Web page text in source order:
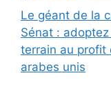
Le géant de la
Sénat :
terrain au profit
arabes unis